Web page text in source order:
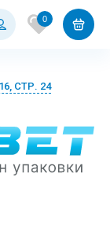
0
СТР. 24